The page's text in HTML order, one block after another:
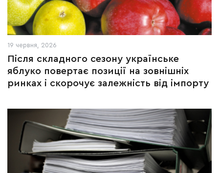
19 червня, 2026
Після складного сезону українське
яблуко повертає позиції на зовнішніх
ринках і скорочує залежність від імпорту